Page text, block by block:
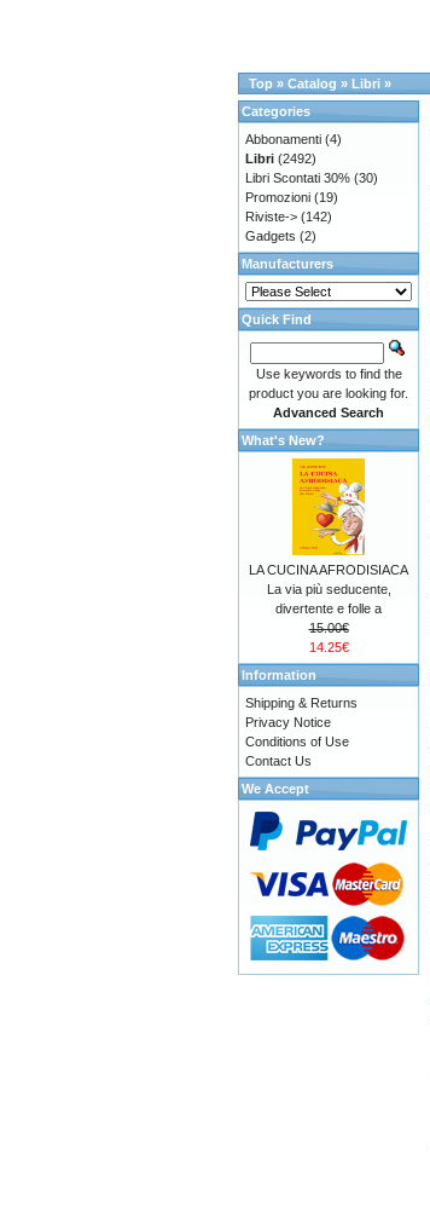
Top » Catalog » Libri »
Categories
Abbonamenti (4)
Libri (2492)
Libri Scontati 30% (30)
Promozioni (19)
Riviste-> (142)
Gadgets (2)
Manufacturers
Quick Find
Use keywords to find the
product you are looking for.
Advanced Search
What's New?
LA CUCINA AFRODISIACA
La via più seducente,
divertente e folle a
15.00€
14.25€
Information
Shipping & Returns
Privacy Notice
Conditions of Use
Contact Us
We Accept